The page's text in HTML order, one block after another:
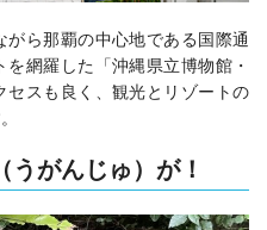
がら那覇の中心地である国際通
網羅した「沖縄県立博物館・
セスも良く、観光とリゾートの
がんじゅ）が！